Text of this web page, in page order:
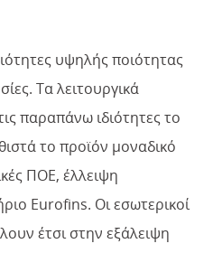
υψηλής ποιότητας
Τα λειτουργικά
παραπάνω ιδιότητες το
το προϊόν μοναδικό
ΠΟΕ, έλλειψη
Eurofins. Οι εσωτερικοί
έτσι στην εξάλειψη